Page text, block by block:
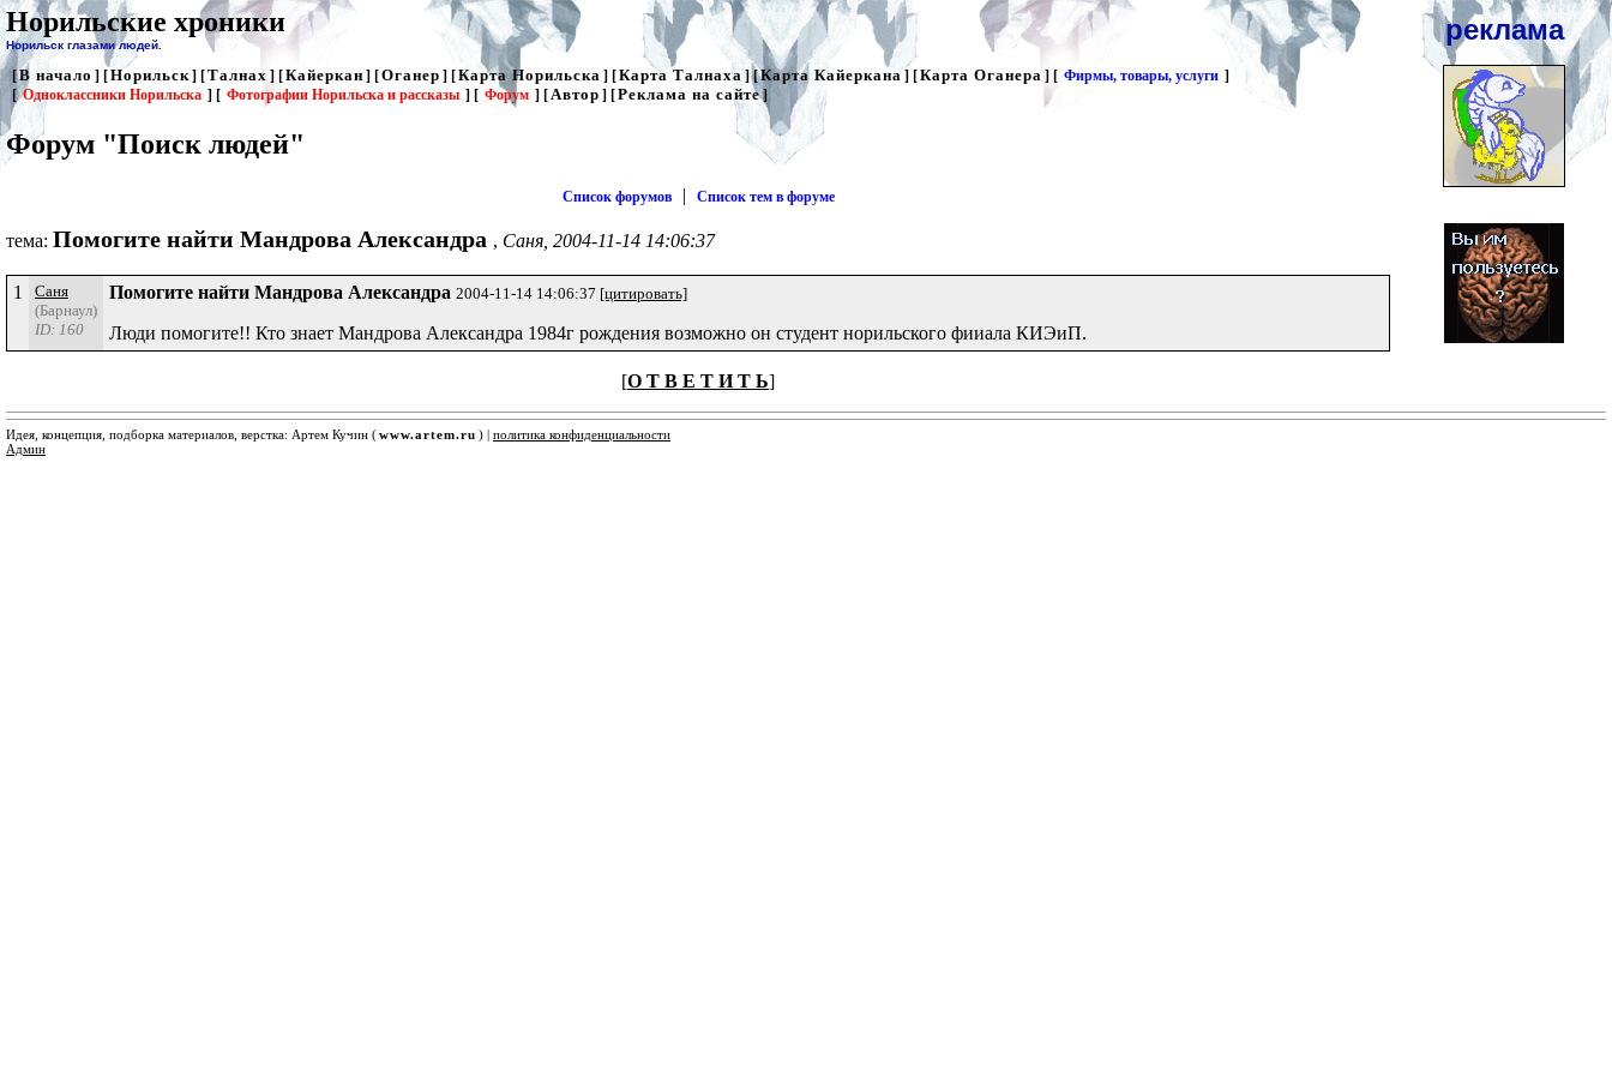
Норильские хроники
Норильск глазами людей.
[В начало ] [Норильск] [Талнах ] [Кайеркан ] [Оганер ] [Карта Норильска ] [Карта Талнаха ] [Карта Кайеркана] [Карта Оганера ] [ Фирмы, товары, услуги ]
[ Одноклассники Норильска ] [ Фотографии Норильска и рассказы ] [ Форум ] [Автор ] [Реклама на сайте]
Форум "Поиск людей"
Список форумов | Список тем в форуме
тема: Помогите найти Мандрова Александра , Саня, 2004-11-14 14:06:37
1
Саня
(Барнаул)
ID: 160
Помогите найти Мандрова Александра 2004-11-14 14:06:37 [цитировать]
Люди помогите!! Кто знает Мандрова Александра 1984г рождения возможно он студент норильского фииала КИЭиП.
[О Т В Е Т И Т Ь]
реклама
Идея, концепция, подборка материалов, верстка: Артем Кучин (www.artem.ru ) | политика конфиденциальности
Админ